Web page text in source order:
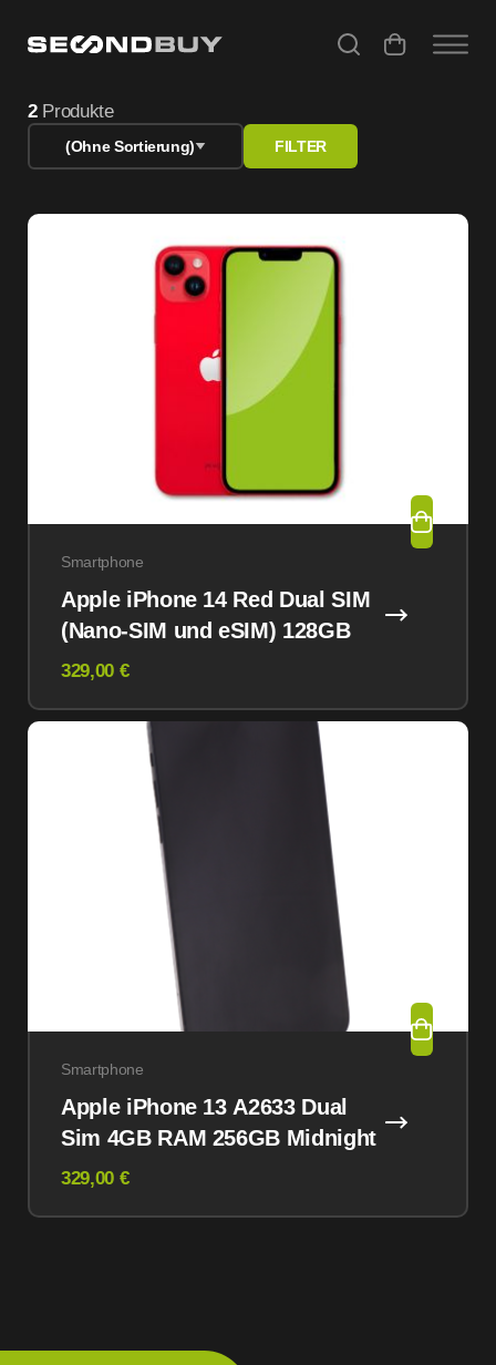
2Produkte
(Ohne Sortierung) FILTER
Smartphone
Apple iPhone 14 Red Dual SIM
(Nano-SIM und eSIM) 128GB
329,00 €
Smartphone
Apple iPhone 13 A2633 Dual
Sim 4GB RAM 256GB Midnight
329,00 €